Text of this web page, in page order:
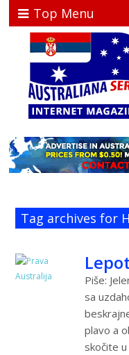
Top Menu
Tag archives for
Piše:
sa
plavo a
skočite